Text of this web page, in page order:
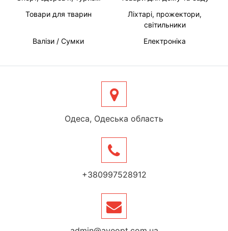
Товари для тварин
Ліхтарі, прожектори,
світильники
Валізи / Сумки
Електроніка
Одеса, Одеська область
+380997528912